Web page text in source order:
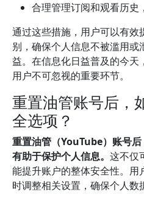
合理管理订阅和观看历史
通过这些措施，用户可以有效
别，确保个人信息不被滥用或
益。在信息化日益普及的今
用户不可忽视的重要环节。
重置油管账号后，
全选项？
重置油管（YouTube）账号
有助于保护个人信息。 这不仅
能提升账户的整体安全性。用
时调整相关设置，确保个人数